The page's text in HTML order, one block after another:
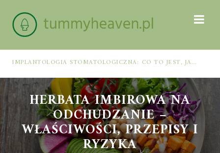
IMPLANTOLOGIA STOMATOLOGICZNA: CO TO JEST, JAK WYGLĄDA PROCES IMPLANTACJI I GOJENIA ORAZ DLA KOGO MA ZASTOSOWANIE
HERBATA IMBIROWA NA
ODCHUDZANIE –
WŁAŚCIWOŚCI, PRZEPISY I
RYZYKA